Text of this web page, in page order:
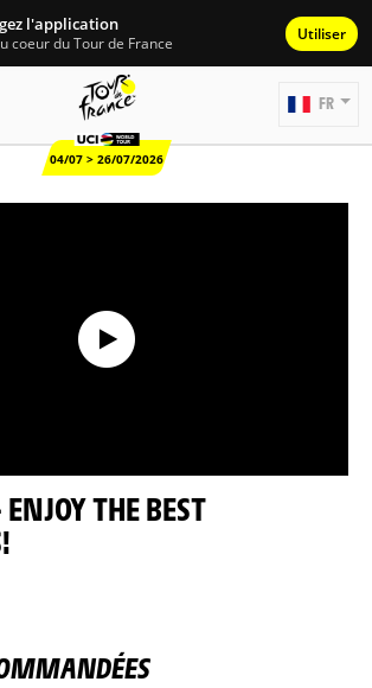
l'application
coeur du Tour de France Utiliser
04/07 > 26/07/2026
FR